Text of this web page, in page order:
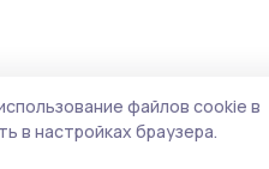
файлов cookie в
в настройках браузера.